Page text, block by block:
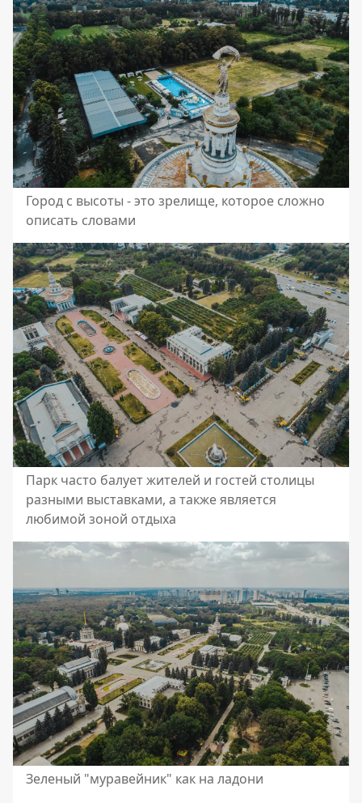
Город с высоты - это зрелище, которое сложно
описать словами
Парк часто балует жителей и гостей столицы
разными выставками, а также является
любимой зоной отдыха
Зеленый "муравейник" как на ладони